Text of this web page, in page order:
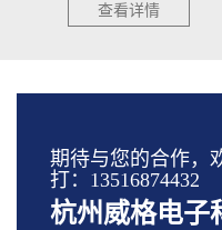
查看详情
期待与您的合作，
打：13516874432
杭州威格电子